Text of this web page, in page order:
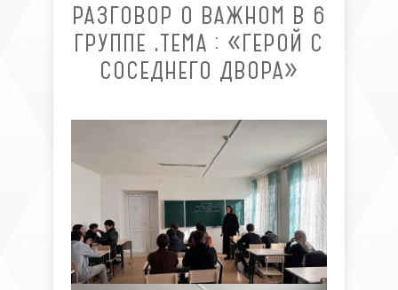
РАЗГОВОР О ВАЖНОМ В 6
ГРУППЕ ,ТЕМА : «ГЕРОЙ С
СОСЕДНЕГО ДВОРА»